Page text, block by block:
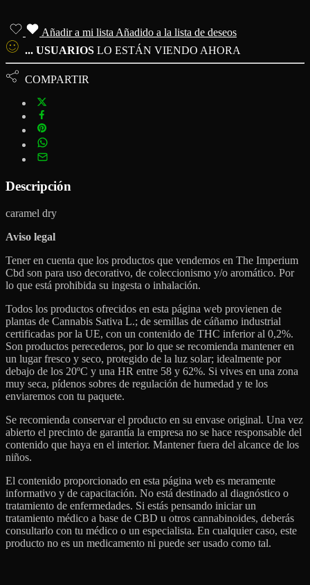
Añadir a mi lista Añadido a la lista de deseos
... USUARIOS LO ESTÁN VIENDO AHORA
COMPARTIR
Descripción
caramel dry
Aviso legal
Tener en cuenta que los productos que vendemos en The Imperium
Cbd son para uso decorativo, de coleccionismo y/o aromático. Por
lo que está prohibida su ingesta o inhalación.
Todos los productos ofrecidos en esta página web provienen de
plantas de Cannabis Sativa L.; de semillas de cáñamo industrial
certificadas por la UE, con un contenido de THC inferior al 0,2%.
Son productos perecederos, por lo que se recomienda mantener en
un lugar fresco y seco, protegido de la luz solar; idealmente por
debajo de los 20ºC y una HR entre 58 y 62%. Si vives en una zona
muy seca, pídenos sobres de regulación de humedad y te los
enviaremos con tu paquete.
Se recomienda conservar el producto en su envase original. Una vez
abierto el precinto de garantía la empresa no se hace responsable del
contenido que haya en el interior. Mantener fuera del alcance de los
niños.
El contenido proporcionado en esta página web es meramente
informativo y de capacitación. No está destinado al diagnóstico o
tratamiento de enfermedades. Si estás pensando iniciar un
tratamiento médico a base de CBD u otros cannabinoides, deberás
consultarlo con tu médico o un especialista. En cualquier caso, este
producto no es un medicamento ni puede ser usado como tal.